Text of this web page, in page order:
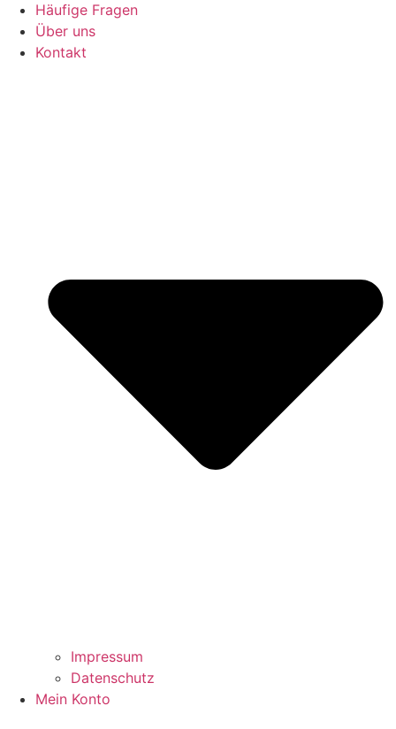
Häufige Fragen
Über uns
Kontakt
Impressum
Datenschutz
Mein Konto